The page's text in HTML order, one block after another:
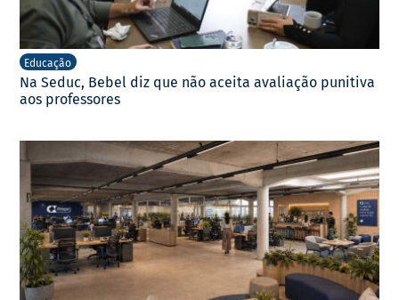
Educação
Na Seduc, Bebel diz que não aceita avaliação punitiva
aos professores